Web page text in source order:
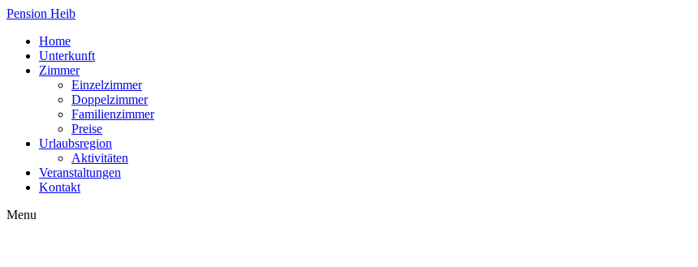
Pension Heib
Home
Unterkunft
Zimmer
Einzelzimmer
Doppelzimmer
Familienzimmer
Preise
Urlaubsregion
Aktivitäten
Veranstaltungen
Kontakt
Menu